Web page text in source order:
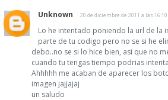
Unknown 20 de diciembre de 2011 a las 16:10
Lo he intentado poniendo la url de la
parte de tu codigo pero no se si he
debo..no se si lo hice bien, asi que no
cuando tu tengas tiempo podrias
Ahhhhh me acaban de aparecer los
imagen jajjajaj
un saludo